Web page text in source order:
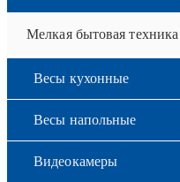
Мелкая бытовая техника
Весы кухонные
Весы напольные
Видеокамеры